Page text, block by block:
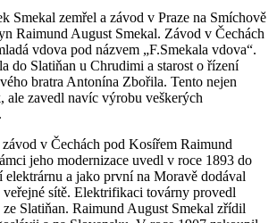
Smekal zemřel a závod v Praze na Smíchově
Raimund August Smekal. Závod v Čechách
vdova pod názvem „F.Smekala vdova“.
do Slatiňan u Chrudimi a starost o řízení
bratra Antonína Zbořila. Tento nejen
ale zavedl navíc výrobu veškerých
v Čechách pod Kosířem Raimund
jeho modernizace uvedl v roce 1893 do
elektrárnu a jako první na Moravě dodával
sítě. Elektrifikaci továrny provedl
Slatiňan. Raimund August Smekal zřídil